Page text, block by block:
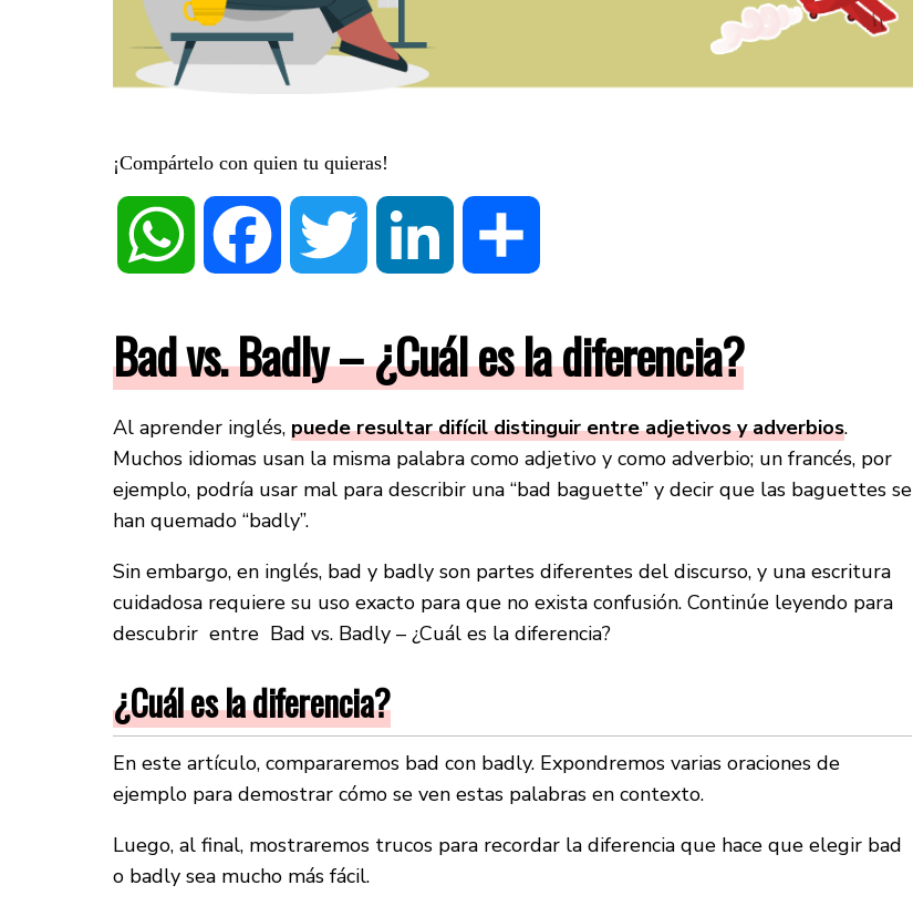
¡Compártelo con quien tu quieras!
WhatsApp Facebook LinkedIn
Bad vs. Badly – ¿Cuál es la diferencia?
Al aprender inglés, puede resultar difícil distinguir entre adjetivos y adverbios.
Muchos idiomas usan la misma palabra como adjetivo y como adverbio; un francés, por
ejemplo, podría usar mal para describir una “bad baguette” y decir que las baguettes se
han quemado “badly”.
Sin embargo, en inglés, bad y badly son partes diferentes del discurso, y una escritura
cuidadosa requiere su uso exacto para que no exista confusión. Continúe leyendo para
descubrir entre Bad vs. Badly – ¿Cuál es la diferencia?
¿Cuál es la diferencia?
En este artículo, compararemos bad con badly. Expondremos varias oraciones de
ejemplo para demostrar cómo se ven estas palabras en contexto.
Luego, al final, mostraremos trucos para recordar la diferencia que hace que elegir bad
o badly sea mucho más fácil.